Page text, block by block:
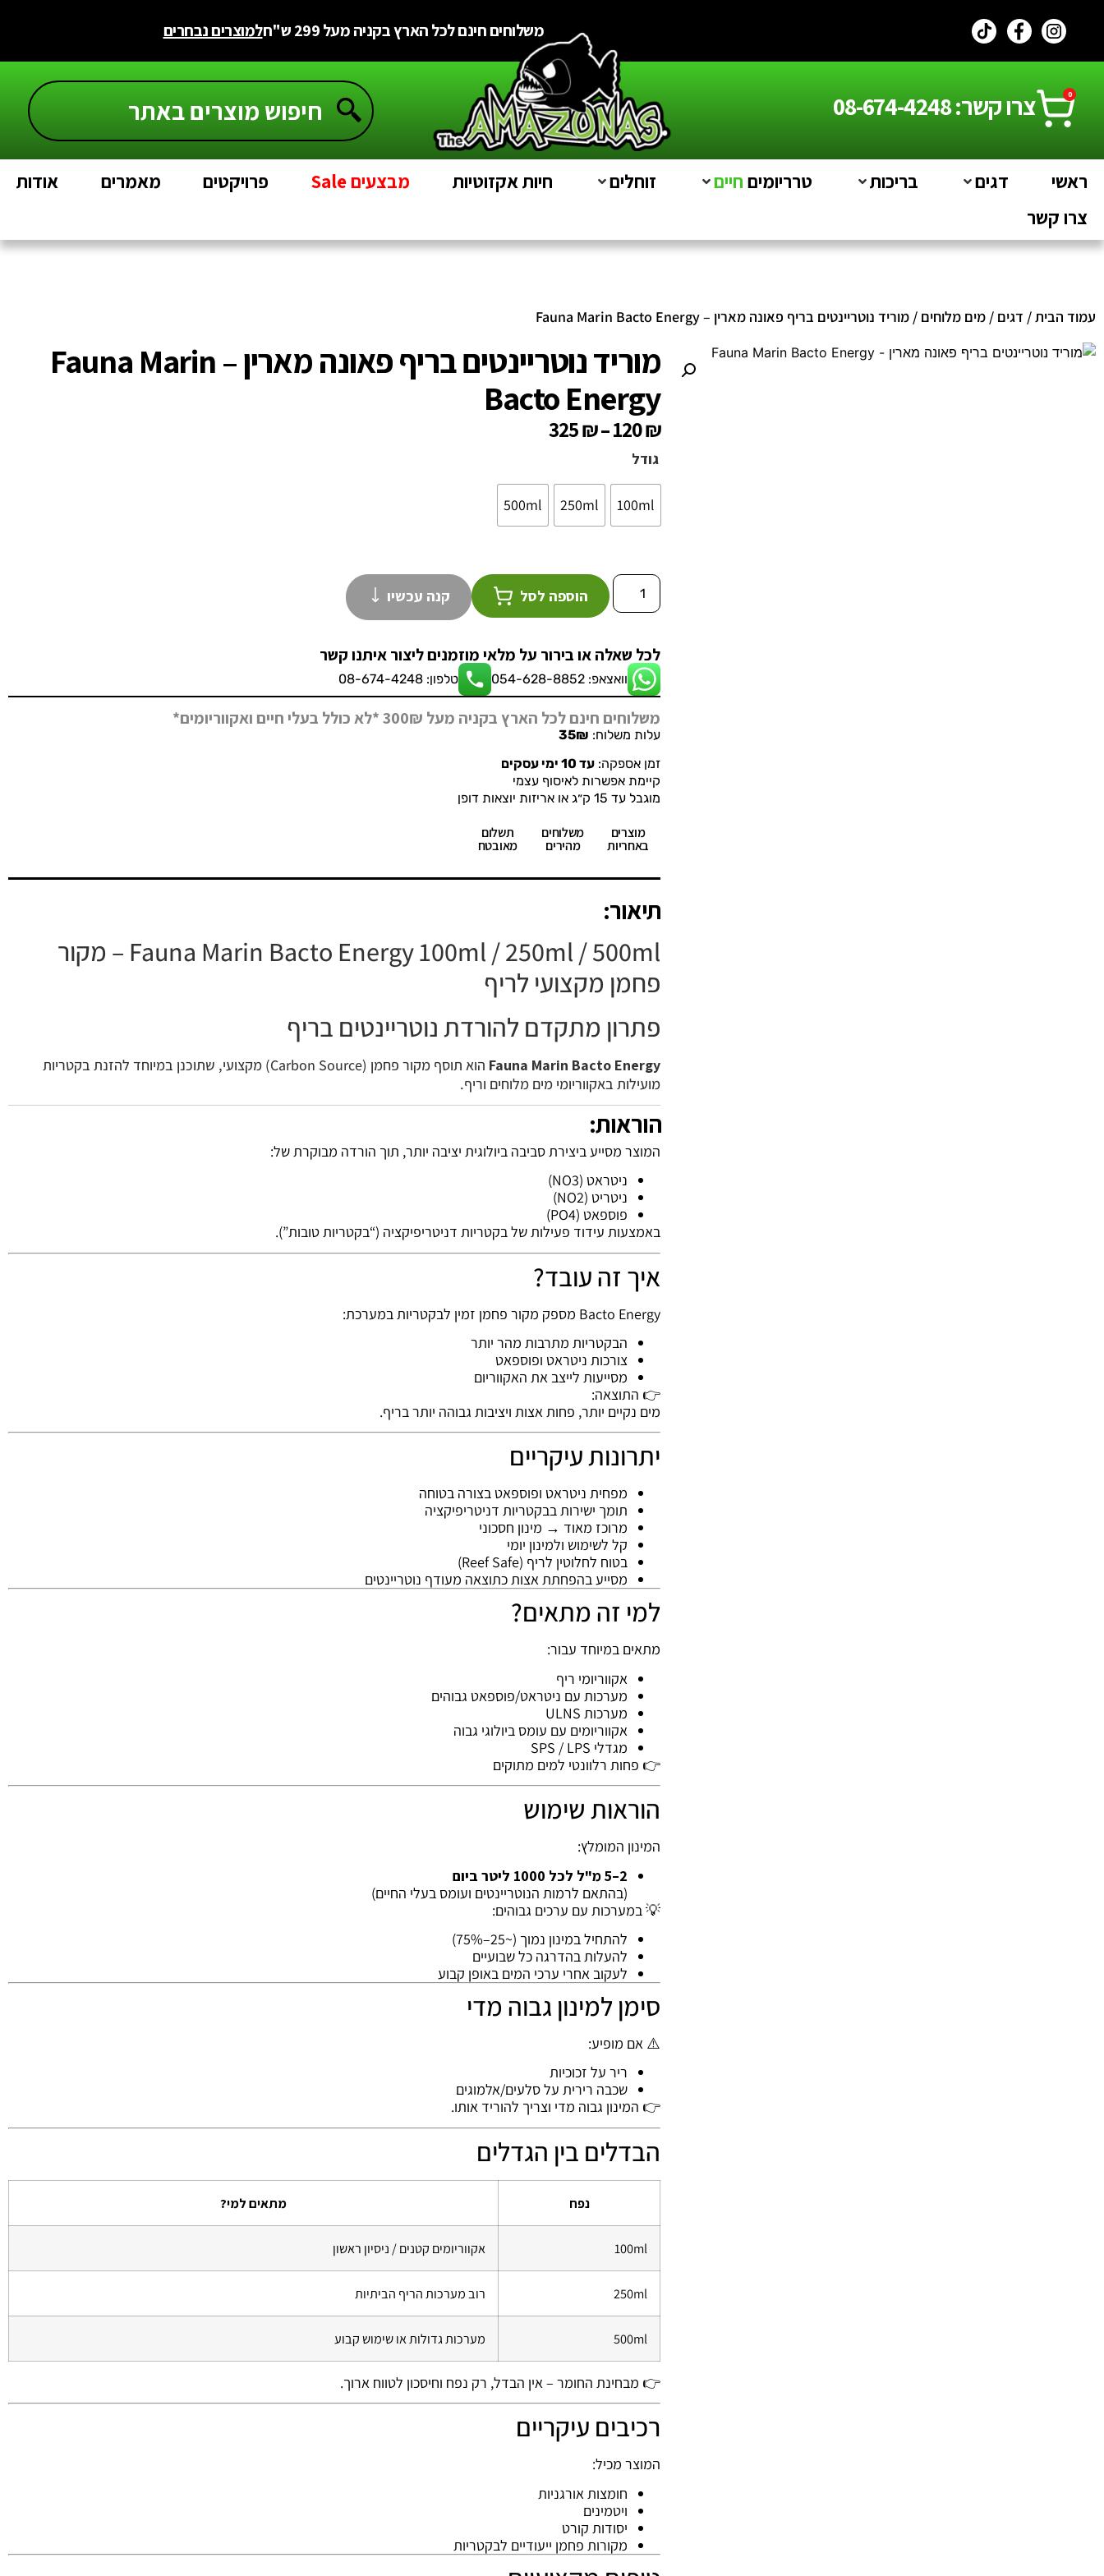
משלוחים חינם לכל הארץ בקניה מעל 299 ש"ח למוצרים נבחרים
0 צרו קשר: 08-674-4248
ראשי דגים בריכות טרריומים חיים זוחלים חיות אקזוטיות מבצעים Sale פרויקטים מאמרים
אודות
צרו קשר
עמוד הבית/ דגים / מים מלוחים / מוריד נוטריינטים בריף פאונה מארין – Fauna Marin Bacto Energy
מוריד נוטריינטים בריף פאונה מארין – Fauna Marin
Bacto Energy
120₪
–
325₪
גודל
100ml
250ml
500ml
הוספה לסל קנה עכשיו
לכל שאלה או בירור על מלאי מוזמנים ליצור איתנו קשר
וואצאפ: 054-628-8852 טלפון: 08-674-4248
משלוחים חינם לכל הארץ בקניה מעל 300₪ *לא כולל בעלי חיים ואקווריומים*
עלות משלוח: 35₪
זמן אספקה: עד 10 ימי עסקים
קיימת אפשרות לאיסוף עצמי
מוגבל עד 15 ק״ג או אריזות יוצאות דופן
מוצרים
באחריות
משלוחים
מהירים
תשלום
מאובטח
תיאור:
Fauna Marin Bacto Energy 100ml / 250ml / 500ml – מקור
פחמן מקצועי לריף
פתרון מתקדם להורדת נוטריינטים בריף
Fauna Marin Bacto Energy
הוא תוסף מקור פחמן (Carbon Source) מקצועי, שתוכנן במיוחד להזנת בקטריות
מועילות באקווריומי מים מלוחים וריף.
הוראות:
המוצר מסייע ביצירת סביבה ביולוגית יציבה יותר, תוך הורדה מבוקרת של:
ניטראט (NO3)
ניטריט (NO2)
פוספאט (PO4)
באמצעות עידוד פעילות של בקטריות דניטריפיקציה (“בקטריות טובות”).
איך זה עובד?
Bacto Energy מספק מקור פחמן זמין לבקטריות במערכת:
הבקטריות מתרבות מהר יותר
צורכות ניטראט ופוספאט
מסייעות לייצב את האקווריום
👉 התוצאה:
מים נקיים יותר, פחות אצות ויציבות גבוהה יותר בריף.
יתרונות עיקריים
מפחית ניטראט ופוספאט בצורה בטוחה
תומך ישירות בבקטריות דניטריפיקציה
מרוכז מאוד → מינון חסכוני
קל לשימוש ולמינון יומי
בטוח לחלוטין לריף (Reef Safe)
מסייע בהפחתת אצות כתוצאה מעודף נוטריינטים
למי זה מתאים?
מתאים במיוחד עבור:
אקווריומי ריף
מערכות עם ניטראט/פוספאט גבוהים
מערכות ULNS
אקווריומים עם עומס ביולוגי גבוה
מגדלי SPS / LPS
👉 פחות רלוונטי למים מתוקים
הוראות שימוש
המינון המומלץ:
2–5 מ"ל לכל 1000 ליטר ביום
(בהתאם לרמות הנוטריינטים ועומס בעלי החיים)
💡 במערכות עם ערכים גבוהים:
להתחיל במינון נמוך (~25–75%)
להעלות בהדרגה כל שבועיים
לעקוב אחרי ערכי המים באופן קבוע
סימן למינון גבוה מדי
⚠️ אם מופיע:
ריר על זכוכיות
שכבה רירית על סלעים/אלמוגים
👉 המינון גבוה מדי וצריך להוריד אותו.
הבדלים בין הגדלים
נפח מתאים למי?
100ml אקווריומים קטנים / ניסיון ראשון
250ml רוב מערכות הריף הביתיות
500ml מערכות גדולות או שימוש קבוע
👉 מבחינת החומר – אין הבדל, רק נפח וחיסכון לטווח ארוך.
רכיבים עיקריים
המוצר מכיל:
חומצות אורגניות
ויטמינים
יסודות קורט
מקורות פחמן ייעודיים לבקטריות